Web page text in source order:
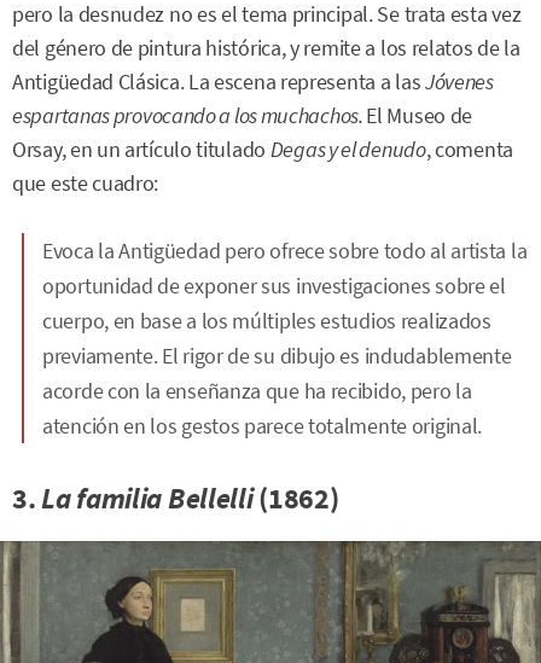
pero la desnudez no es el tema principal. Se trata esta vez
del género de pintura histórica, y remite a los relatos de la
Antigüedad Clásica. La escena representa a lasJóvenes
espartanasprovocando a los muchachos.El Museo de
Orsay, en un artículo titulado Degas y el denudo, comenta
que este cuadro:
Evoca la Antigüedad pero ofrece sobre todo al artista la
oportunidad de exponer sus investigaciones sobre el
cuerpo, en base a los múltiples estudios realizados
previamente. El rigor de su dibujo es indudablemente
acorde con la enseñanza que ha recibido, pero la
atención en los gestos parece totalmente original.
3.La familia Bellelli(1862)